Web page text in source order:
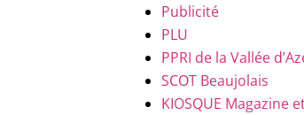
Publicité
PLU
PPRI de la Vallée
SCOT Beaujolais
KIOSQUE Magazine